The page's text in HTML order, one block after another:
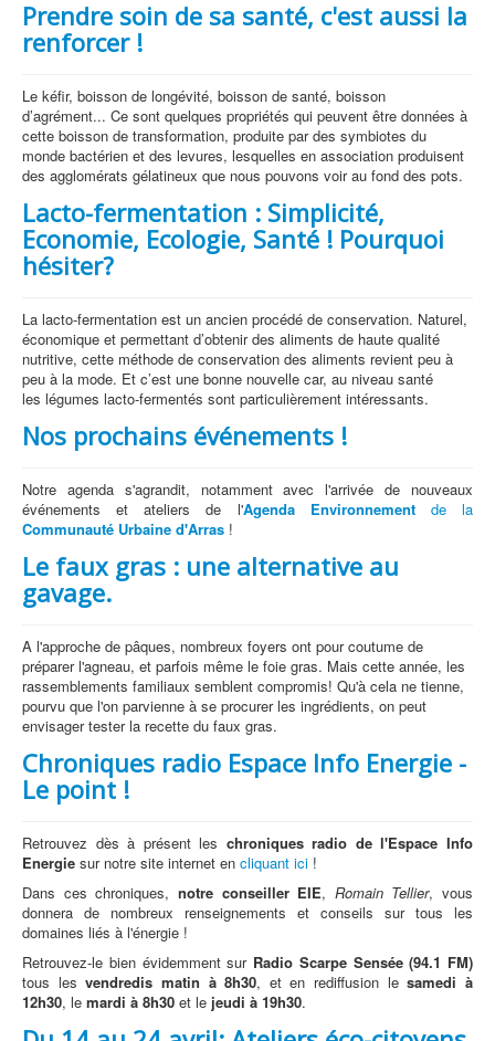
Prendre soin de sa santé, c'est aussi la
renforcer !
Le kéfir, boisson de longévité, boisson de santé, boisson
d’agrément... Ce sont quelques propriétés qui peuvent être données à
cette boisson de transformation, produite par des symbiotes du
monde bactérien et des levures, lesquelles en association produisent
des agglomérats gélatineux que nous pouvons voir au fond des pots.
Lacto-fermentation : Simplicité,
Economie, Ecologie, Santé ! Pourquoi
hésiter?
La lacto-fermentation est un ancien procédé de conservation. Naturel,
économique et permettant d’obtenir des aliments de haute qualité
nutritive, cette méthode de conservation des aliments revient peu à
peu à la mode. Et c’est une bonne nouvelle car, au niveau santé
les légumes lacto-fermentés sont particulièrement intéressants.
Nos prochains événements !
Notre agenda s'agrandit, notamment avec l'arrivée de nouveaux
événements et ateliers de l'Agenda Environnementde la
Communauté Urbaine d'Arras !
Le faux gras : une alternative au
gavage.
A l'approche de pâques, nombreux foyers ont pour coutume de
préparer l'agneau, et parfois même le foie gras. Mais cette année, les
rassemblements familiaux semblent compromis! Qu'à cela ne tienne,
pourvu que l'on parvienne à se procurer les ingrédients, on peut
envisager tester la recette du faux gras.
Chroniques radio Espace Info Energie -
Le point !
Retrouvez dès à présent les chroniques radio de l'Espace Info
Energie sur notre site internet en cliquant ici !
Dans ces chroniques, notre conseiller EIE, Romain Tellier, vous
donnera de nombreux renseignements et conseils sur tous les
domaines liés à l'énergie !
Retrouvez-le bien évidemment sur Radio Scarpe Sensée (94.1 FM)
tous lesvendredis matin à 8h30, et en rediffusion lesamedi à
12h30, le mardi à 8h30 et le jeudi à 19h30.